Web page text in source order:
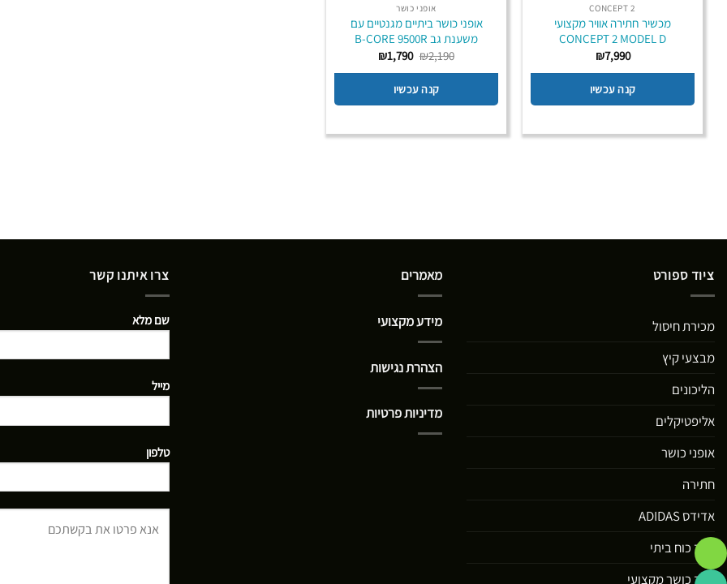
CONCEPT 2
מכשיר חתירה אוויר מקצועי
CONCEPT 2 MODEL D
₪7,990
קנה עכשיו
אופני כושר
אופני כושר ביתיים מגנטיים עם
משענת גב B-CORE 9500R
₪2,190 המחיר
המקורי
₪2,190.
₪1,790 המחיר
קנה עכשיו
ציוד ספורט
מכירת חיסול
מבצעי קיץ
הליכונים
אליפטיקלים
אופני כושר
חתירה
אדידס ADIDAS
ציוד כוח ביתי
ציוד כושר מקצועי
מאמרים
מידע מקצועי
הצהרת נגישות
מדיניות פרטיות
צרו איתנו קשר
שם מלא
מייל
טלפון